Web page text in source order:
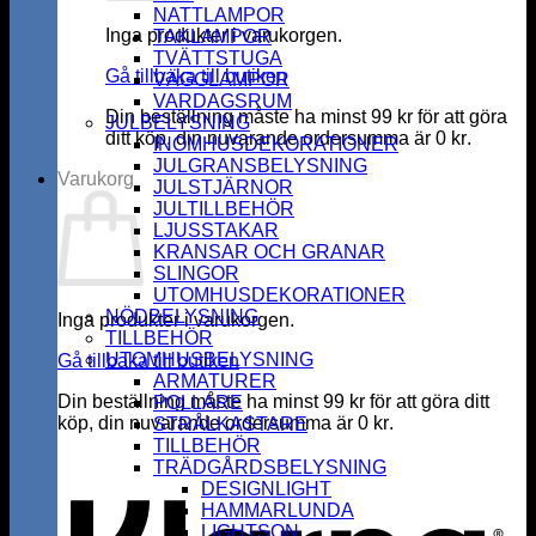
Inga produkter i varukorgen.
Gå tillbaka till butiken
Din beställning måste ha minst99 kr för att göra
ditt köp, din nuvarande ordersumma är 0 kr.
Varukorg
Inga produkter i varukorgen.
Gå tillbaka till butiken
Din beställning måste ha minst99 kr för att göra ditt
köp, din nuvarande ordersumma är 0 kr.
NATTLAMPOR
TAKLAMPOR
TVÄTTSTUGA
VÄGGLAMPOR
VARDAGSRUM
JULBELYSNING
INOMHUSDEKORATIONER
JULGRANSBELYSNING
JULSTJÄRNOR
JULTILLBEHÖR
LJUSSTAKAR
KRANSAR OCH GRANAR
SLINGOR
UTOMHUSDEKORATIONER
NÖDBELYSNING
TILLBEHÖR
UTOMHUSBELYSNING
ARMATURER
POLLARE
STRÅLKASTARE
TILLBEHÖR
TRÄDGÅRDSBELYSNING
DESIGNLIGHT
HAMMARLUNDA
LIGHTSON